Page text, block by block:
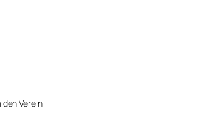
Verein